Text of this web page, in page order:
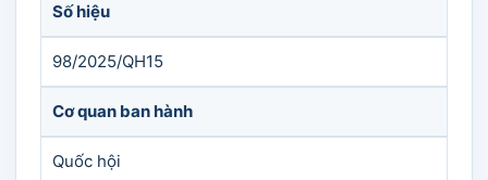
Số hiệu
98/2025/QH15
Cơ quan ban hành
Quốc hội